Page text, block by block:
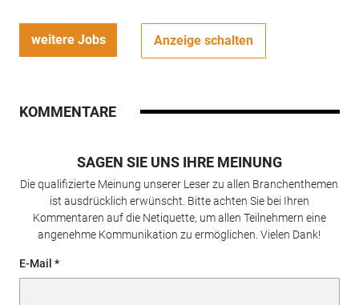
weitere Jobs Anzeige schalten
KOMMENTARE
SAGEN SIE UNS IHRE MEINUNG
Die qualifizierte Meinung unserer Leser zu allen Branchenthemen
ist ausdrücklich erwünscht. Bitte achten Sie bei Ihren
Kommentaren auf die Netiquette, um allen Teilnehmern eine
angenehme Kommunikation zu ermöglichen. Vielen Dank!
E-Mail